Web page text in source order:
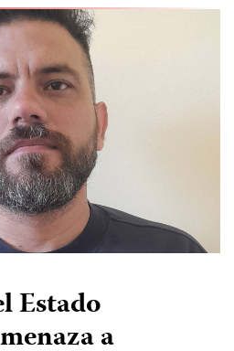
Estado
a